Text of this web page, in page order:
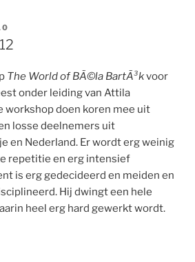
The World of BÃ©la BartÃ³kvoor
onder leiding van Attila
workshop doen koren mee uit
losse deelnemers uit
en Nederland. Er wordt erg weinig
repetitie en erg intensief
is erg gedecideerd en meiden en
Hij dwingt een hele
heel erg hard gewerkt wordt.